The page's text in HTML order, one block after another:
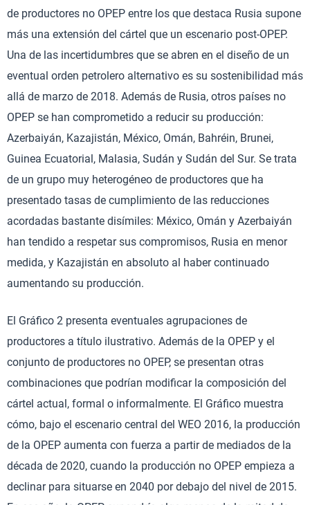
de productores no OPEP entre los que destaca Rusia supone
más una extensión del cártel que un escenario post-OPEP.
Una de las incertidumbres que se abren en el diseño de un
eventual orden petrolero alternativo es su sostenibilidad más
allá de marzo de 2018. Además de Rusia, otros países no
OPEP se han comprometido a reducir su producción:
Azerbaiyán, Kazajistán, México, Omán, Bahréin, Brunei,
Guinea Ecuatorial, Malasia, Sudán y Sudán del Sur. Se trata
de un grupo muy heterogéneo de productores que ha
presentado tasas de cumplimiento de las reducciones
acordadas bastante disímiles: México, Omán y Azerbaiyán
han tendido a respetar sus compromisos, Rusia en menor
medida, y Kazajistán en absoluto al haber continuado
aumentando su producción.
El Gráfico 2 presenta eventuales agrupaciones de
productores a título ilustrativo. Además de la OPEP y el
conjunto de productores no OPEP, se presentan otras
combinaciones que podrían modificar la composición del
cártel actual, formal o informalmente. El Gráfico muestra
cómo, bajo el escenario central del WEO 2016, la producción
de la OPEP aumenta con fuerza a partir de mediados de la
década de 2020, cuando la producción no OPEP empieza a
declinar para situarse en 2040 por debajo del nivel de 2015.